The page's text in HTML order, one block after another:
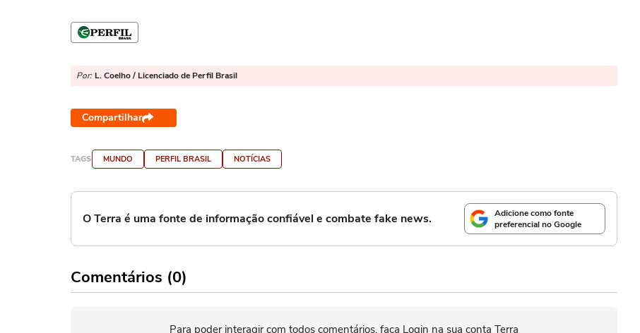
Por: L. Coelho / Licenciado de Perfil Brasil
Compartilhar
TAGS MUNDO PERFIL BRASIL NOTÍCIAS
O Terra é uma fonte de informação confiável e combate fake news.
Adicione como fonte
preferencial no Google
Comentários (0)
Para poder interagir com todos comentários, faça Login na sua conta Terra